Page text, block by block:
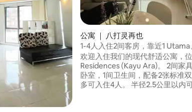
16 条评价
公寓 ｜ 八打灵再也
1-4人入住2间客房，靠近1 Utama
Starling Mall、Atria
欢迎入住我们的现代舒适公寓，位
Residences (Kayu Ara)。 2间家具齐全的
卧室，1间卫生间，配备2张标准
多可入住4人。 半径2.5公里以内可抵达